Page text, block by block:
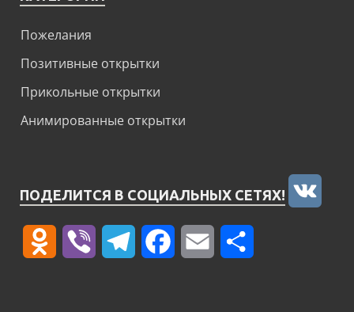
Пожелания
Позитивные открытки
Прикольные открытки
Анимированные открытки
ПОДЕЛИТСЯ В СОЦИАЛЬНЫХ СЕТЯХ!
Odnoklassniki
Viber TelegramFacebookEmail